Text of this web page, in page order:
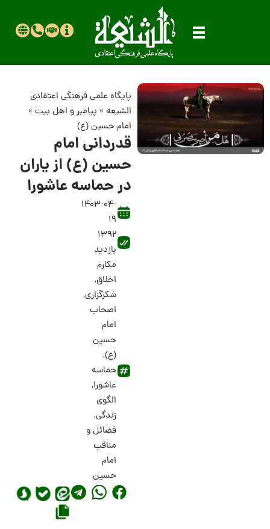
پایگاه علمی فرهنگی اعتقادی
الشیعه» پیامبر و اهل بیت»
امام حسین (ع)
قدردانی امام
حسین (ع) از یاران
در حماسه عاشورا
1403-04-
19
1392
بازدید
مکارم
اخلاق,
شکرگزاری,
اصحاب
امام
حسین
(ع),
حماسه
عاشورا,
الگوی
زندگی,
فضائل و
مناقب
امام
حسین